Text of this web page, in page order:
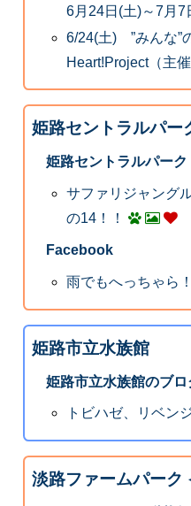
6月24日(土)～7月7
6/24(土) ”みんな”
Heart!Project（主
姫路セントラルパー
姫路セントラルパーク
サファリジャング
の14！！
Facebook
雨でもへっちゃら！
姫路市立水族館
姫路市立水族館のブ
トビハゼ、リベン
淡路ファームパーク